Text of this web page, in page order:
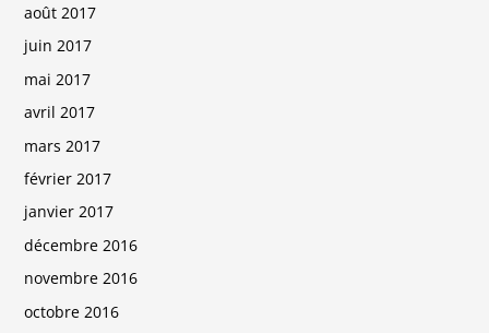
août 2017
juin 2017
mai 2017
avril 2017
mars 2017
février 2017
janvier 2017
décembre 2016
novembre 2016
octobre 2016